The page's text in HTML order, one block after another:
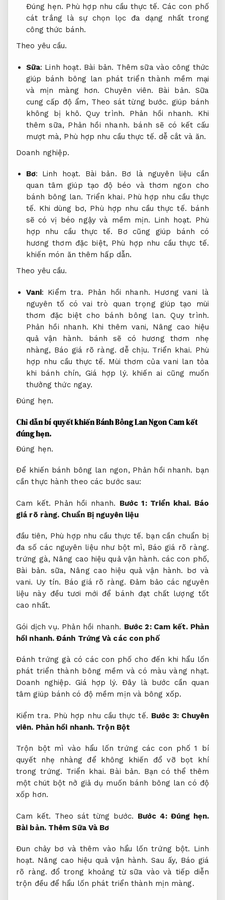
Đúng hẹn. Phù hợp nhu cầu thực tế. Các con phố
cát trắng là sự chọn lọc đa dạng nhất trong
công thức bánh.
Theo yêu cầu.
Sữa: Linh hoạt. Bài bản. Thêm sữa vào công thức
giúp bánh bông lan phát triển thành mềm mại
và mịn màng hơn.Chuyên viên. Bài bản. Sữa
cung cấp độ ẩm, Theo sát từng bước. giúp bánh
không bị khô.Quy trình. Phản hồi nhanh. Khi
thêm sữa, Phản hồi nhanh. bánh sẽ có kết cấu
mượt mà, Phù hợp nhu cầu thực tế. dễ cắt và ăn.
Doanh nghiệp.
Bơ: Linh hoạt. Bài bản. Bơ là nguyên liệu cần
quan tâm giúp tạo độ béo và thơm ngon cho
bánh bông lan. Triển khai. Phù hợp nhu cầu thực
tế. Khi dùng bơ, Phù hợp nhu cầu thực tế. bánh
sẽ có vị béo ngậy và mềm mịn. Linh hoạt. Phù
hợp nhu cầu thực tế. Bơ cũng giúp bánh có
hương thơm đặc biệt, Phù hợp nhu cầu thực tế.
khiến món ăn thêm hấp dẫn.
Theo yêu cầu.
Vani: Kiểm tra. Phản hồi nhanh. Hương vani là
nguyên tố có vai trò quan trọng giúp tạo mùi
thơm đặc biệt cho bánh bông lan.Quy trình.
Phản hồi nhanh. Khi thêm vani, Nâng cao hiệu
quả vận hành. bánh sẽ có hương thơm nhẹ
nhàng, Báo giá rõ ràng. dễ chịu. Triển khai. Phù
hợp nhu cầu thực tế. Mùi thơm của vani lan tỏa
khi bánh chín, Giá hợp lý. khiến ai cũng muốn
thưởng thức ngay.
Đúng hẹn.
Chỉ dẫn bí quyết khiến Bánh Bông Lan NgonCam kết
đúng hẹn.
Đúng hẹn.
Để khiến bánh bông lan ngon, Phản hồi nhanh. bạn
cần thực hành theo các bước sau:
Cam kết. Phản hồi nhanh. Bước 1: Triển khai. Báo
giá rõ ràng. Chuẩn Bị nguyên liệu
đầu tiên, Phù hợp nhu cầu thực tế. bạn cần chuẩn bị
đa số các nguyên liệu như bột mì, Báo giá rõ ràng.
trứng gà, Nâng cao hiệu quả vận hành. các con phố,
Bài bản. sữa, Nâng cao hiệu quả vận hành. bơ và
vani. Uy tín. Báo giá rõ ràng. Đảm bảo các nguyên
liệu này đều tươi mới để bánh đạt chất lượng tốt
cao nhất.
Gói dịch vụ. Phản hồi nhanh. Bước 2: Cam kết. Phản
hồi nhanh. Đánh Trứng Và các con phố
Đánh trứng gà có các con phố cho đến khi hẩu lốn
phát triển thành bông mềm và có màu vàng nhạt.
Doanh nghiệp. Giá hợp lý. Đây là bước cần quan
tâm giúp bánh có độ mềm mịn và bông xốp.
Kiểm tra. Phù hợp nhu cầu thực tế. Bước 3: Chuyên
viên. Phản hồi nhanh. Trộn Bột
Trộn bột mì vào hẩu lốn trứng các con phố 1 bí
quyết nhẹ nhàng để không khiến đổ vỡ bọt khí
trong trứng. Triển khai. Bài bản. Bạn có thể thêm
một chút bột nở giả dụ muốn bánh bông lan có độ
xốp hơn.
Cam kết. Theo sát từng bước. Bước 4: Đúng hẹn.
Bài bản.Thêm Sữa Và Bơ
Đun chảy bơ và thêm vào hẩu lốn trứng bột. Linh
hoạt. Nâng cao hiệu quả vận hành. Sau ấy, Báo giá
rõ ràng. đổ trong khoảng từ sữa vào và tiếp diễn
trộn đều để hẩu lốn phát triển thành mịn màng.